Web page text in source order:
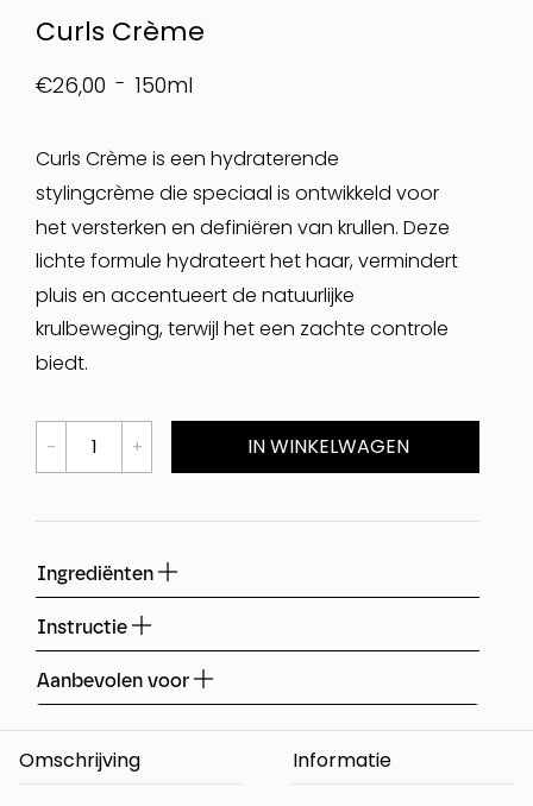
Curls Crème
€26,00 150ml
Curls Crème is een hydraterende
stylingcrème die speciaal is ontwikkeld voor
het versterken en definiëren van krullen. Deze
lichte formule hydrateert het haar, vermindert
pluis en accentueert de natuurlijke
krulbeweging, terwijl het een zachte controle
biedt.
Ingrediënten
Instructie
Aanbevolen voor
IN WINKELWAGEN
Omschrijving